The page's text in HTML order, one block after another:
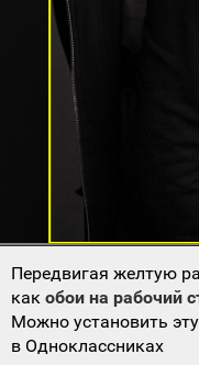
Передвигая желтую
какобои на рабочий
Можно установить
в Одноклассниках